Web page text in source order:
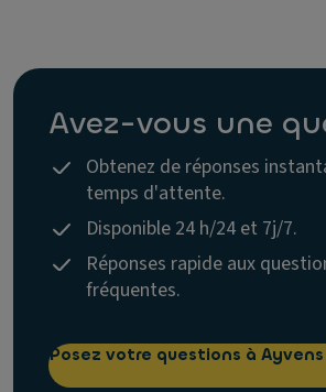
Avez-vous une
Obtenez de réponses
temps d'attente.
Disponible 24 h/24 et 7j/7.
Réponses rapide aux
fréquentes.
Posez votre questions à